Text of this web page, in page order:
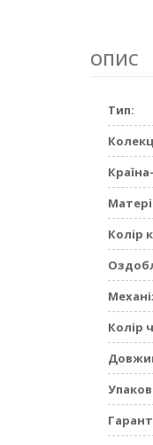
ОПИС
Тип:
Колір
Колір